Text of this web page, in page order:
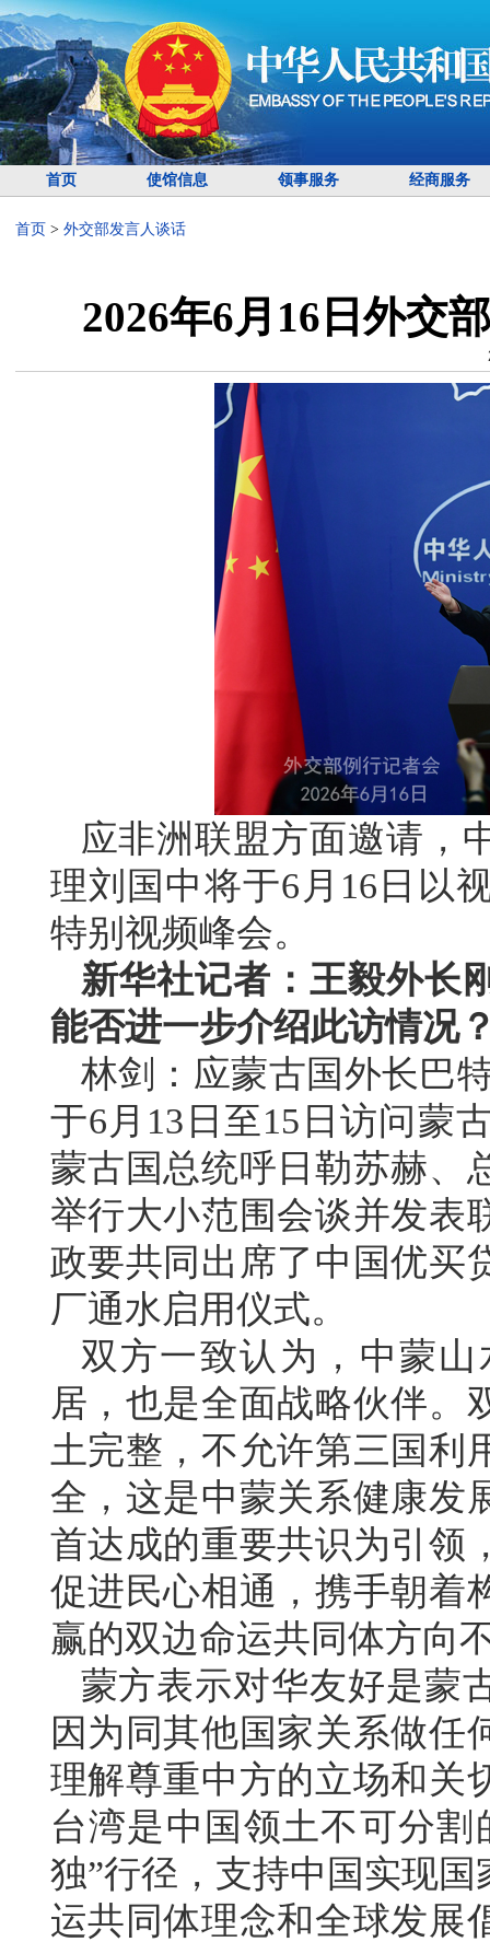
首页 使馆信息 领事服务 经商服务
首页 > 外交部发言人谈话
2026年6月16日外交
应非洲联盟方面邀请，
理刘国中将于6月16日以
特别视频峰会。
新华社记者：王毅外长
能否进一步介绍此访情况
林剑：应蒙古国外长巴
于6月13日至15日访问蒙
蒙古国总统呼日勒苏赫、
举行大小范围会谈并发表
政要共同出席了中国优买
厂通水启用仪式。
双方一致认为，中蒙
居，也是全面战略伙伴。
土完整，不允许第三国利
全，这是中蒙关系健康发
首达成的重要共识为引领
促进民心相通，携手朝着
赢的双边命运共同体方向
蒙方表示对华友好是蒙
因为同其他国家关系做任
理解尊重中方的立场和关
台湾是中国领土不可分
独”行径，支持中国实现
运共同体理念和全球发展